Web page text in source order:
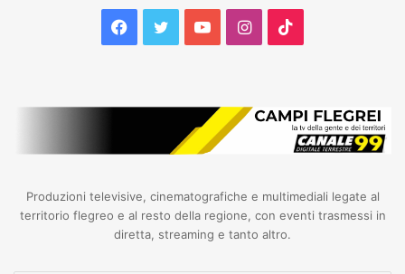
Facebook
TwitterYouTubeInstagram
Produzioni televisive, cinematografiche e multimediali legate al
territorio flegreo e al resto della regione, con eventi trasmessi in
diretta, streaming e tanto altro.